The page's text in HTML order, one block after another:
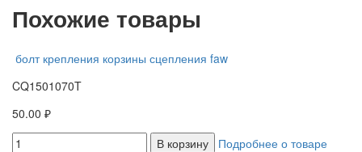
Похожие товары
болт крепления корзины сцепления faw
CQ1501070T
50.00 ₽
В корзину
Подробнее о товаре